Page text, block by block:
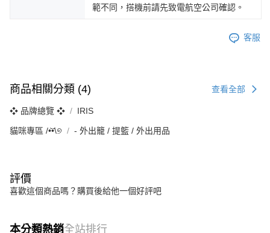
範不同，搭機前請先致電航空公司確認。
客服
商品相關分類 (4) 查看全部
❖ 品牌總覽 ❖ IRIS
貓咪專區 /•᷅‎‎•᷄\୭ ‐ 外出籠 / 提籃 / 外出用品
評價
喜歡這個商品嗎？購買後給他一個好評吧
本分類熱銷全站排行